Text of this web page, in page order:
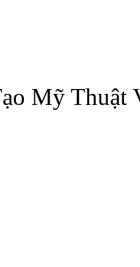
Mỹ Thuật